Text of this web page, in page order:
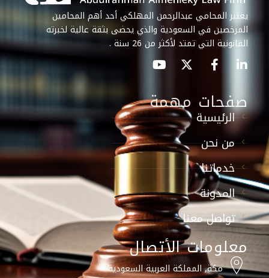
يعتبر المحامي عبدالرحمن المهلكي أحد أهم المحامين
المرخصين في السعودية والذي يحضى بثقة عالية لخبرته
القانونية التي تمتد لأكثر من 26 سنة .
صفحات مهمة
الرئيسية
من نحن
خدماتنا
المدونة
تواصل معنا
معلومات الأتصال
مكة, المملكة العربية السعودية